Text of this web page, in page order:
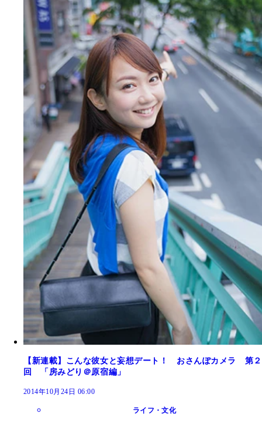
【新連載】こんな彼女と妄想デート！ おさんぽカメラ 第２
回 「房みどり＠原宿編」
2014年10月24日 06:00
ライフ・文化